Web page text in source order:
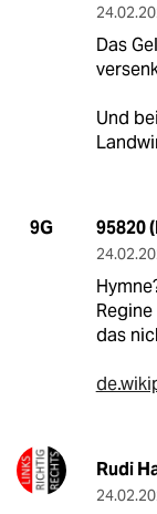
Das
Und
9G 95820
das
Rudi